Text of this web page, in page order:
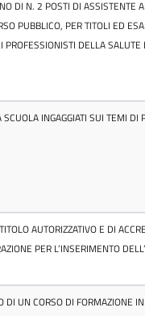
DI N. 2 POSTI DI
PUBBLICO, PER TITOLI ED
DELLA
INGAGGIATI SUI TEMI
AUTORIZZATIVO E DI
PER L’INSERIMENTO
UN CORSO DI FORMAZIONE